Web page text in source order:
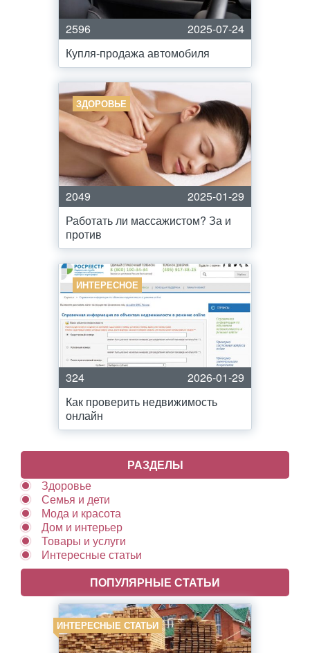
2596
2025-07-24
Купля-продажа автомобиля
ЗДОРОВЬЕ
2049
2025-01-29
Работать ли массажистом? За и
против
ИНТЕРЕСНОЕ
324
2026-01-29
Как проверить недвижимость
онлайн
РАЗДЕЛЫ
Здоровье
Семья и дети
Мода и красота
Дом и интерьер
Товары и услуги
Интересные статьи
ПОПУЛЯРНЫЕ СТАТЬИ
ИНТЕРЕСНЫЕ СТАТЬИ